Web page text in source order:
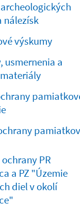
nálezísk
výskumy
usmernenia a
PR
a PZ "Územie
diel v okolí